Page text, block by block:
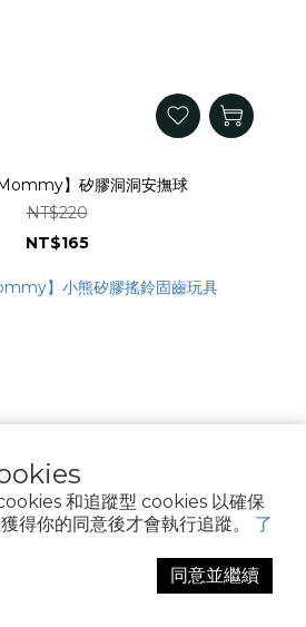
和追蹤型 cookies 以確保
得你的同意後才會執行追蹤。 了
同意並繼續
】矽膠洞洞安撫球
NT$220
NT$165